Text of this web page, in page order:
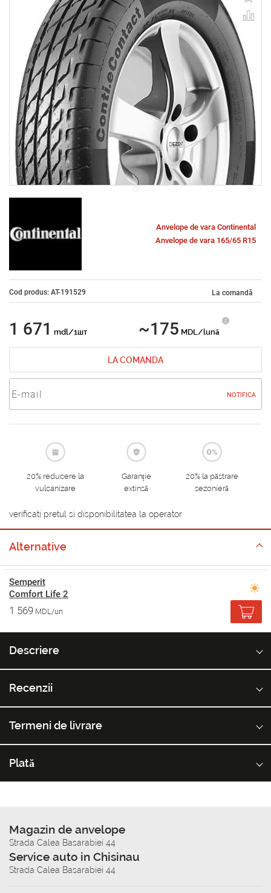
Anvelope de vara Continental
Anvelope de vara 165/65 R15
Cod produs: AT-191529 La comandă
1 671 mdl/1шт ~175 MDL/lună
LA COMANDA
NOTIFICA
20% reducere la
vulcanizare
Garanție
extinsă
20% la păstrare
sezonieră
verificati pretul si disponibilitatea la operator
Alternative
Semperit
Comfort Life 2
1 569 MDL/un
Descriere
Recenzii
Termeni de livrare
Plată
Magazin de anvelope
Strada Calea Basarabiei 44
Service auto in Chisinau
Strada Calea Basarabiei 44